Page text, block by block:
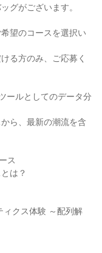
グがございます。
望のコースを選択い
る方のみ、ご応募く
ールとしてのデータ分
ら、最新の潮流を含
ス
は？
ィクス体験 ～配列解